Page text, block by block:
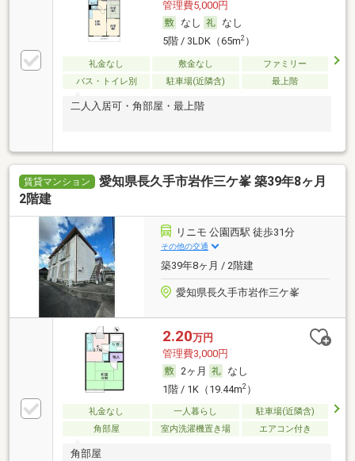
管理費5,000円
なし
なし
5階 / 3LDK（65m2）
礼金なし 敷金なし
ファミリー
バス・トイレ別
駐車場(近隣含) 最上階
二人入居可・角部屋・最上階
賃貸マンション
愛知県長久手市岩作三ケ峯 築39年8ヶ月
2階建
リニモ 公園西駅 徒歩31分
その他の交通
築39年8ヶ月 / 2階建
愛知県長久手市岩作三ケ峯
2.20万円
管理費3,000円
2ヶ月
なし
1階 / 1K（19.44m2）
礼金なし 一人暮らし
駐車場(近隣含)
角部屋
室内洗濯機置き場 エアコン付き
角部屋